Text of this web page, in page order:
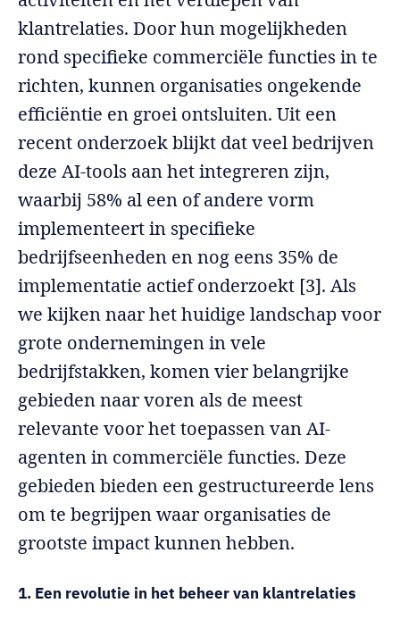
klantrelaties. Door hun mogelijkheden
rond specifieke commerciële functies in te
richten, kunnen organisaties ongekende
efficiëntie en groei ontsluiten. Uit een
recent onderzoek blijkt dat veel bedrijven
deze AI-tools aan het integreren zijn,
waarbij 58% al een of andere vorm
implementeert in specifieke
bedrijfseenheden en nog eens 35% de
implementatie actief onderzoekt [3]. Als
we kijken naar het huidige landschap voor
grote ondernemingen in vele
bedrijfstakken, komen vier belangrijke
gebieden naar voren als de meest
relevante voor het toepassen van AI-
agenten in commerciële functies. Deze
gebieden bieden een gestructureerde lens
om te begrijpen waar organisaties de
grootste impact kunnen hebben.
1. Een revolutie in het beheer van klantrelaties